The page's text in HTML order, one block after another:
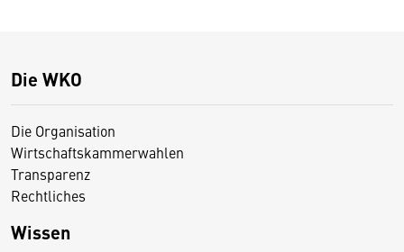
Die WKO
Die Organisation
Wirtschaftskammerwahlen
Transparenz
Rechtliches
Wissen